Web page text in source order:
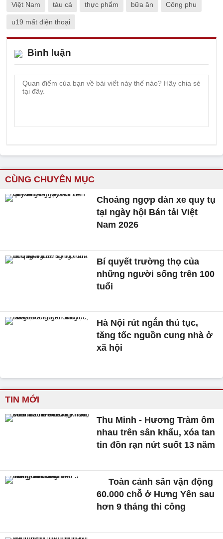
Việt Nam tàu cá thực phẩm bữa ăn Công phu
u19 mất điện thoại
Bình luận
CÙNG CHUYÊN MỤC
Choáng ngợp dàn xe quy tụ
tại ngày hội Bán tải Việt
Nam 2026
Bí quyết trường thọ của
những người sống trên 100
tuổi
Hà Nội rút ngắn thủ tục,
tăng tốc nguồn cung nhà ở
xã hội
TIN MỚI
Thu Minh - Hương Tràm ôm
nhau trên sân khấu, xóa tan
tin đồn rạn nứt suốt 13 năm
Toàn cảnh sân vận động
60.000 chỗ ở Hưng Yên sau
hơn 9 tháng thi công